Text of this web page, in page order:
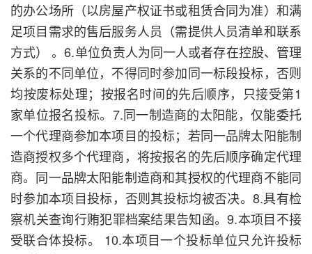
的办公场所（以房屋产权证书或租赁合同为准）和满
足项目需求的售后服务人员（需提供人员清单和联系
方式） 。6.单位负责人为同一人或者存在控股、管理
关系的不同单位，不得同时参加同一标段投标，否则
均按废标处理；按报名时间的先后顺序，只接受第1
家单位报名投标。7.同一制造商的太阳能，仅能委托
一个代理商参加本项目的投标；若同一品牌太阳能制
造商授权多个代理商，将按报名的先后顺序确定代理
商。同一品牌太阳能制造商和其授权的代理商不能同
时参加本项目投标，否则其投标均被否决。8.具有检
察机关查询行贿犯罪档案结果告知函。9.本项目不接
受联合体投标。 10.本项目一个投标单位只允许投标